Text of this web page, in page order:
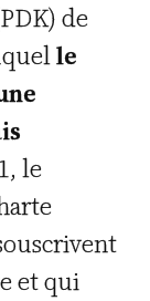
de
le
le
et qui